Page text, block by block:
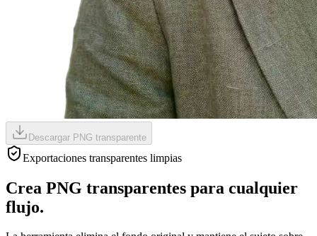
Descargar PNG transparente
Exportaciones transparentes limpias
Crea PNG transparentes para cualquier
flujo.